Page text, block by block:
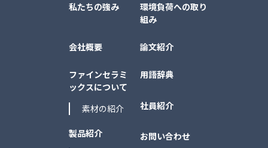
私たちの強み
環境負荷への取り
組み
会社概要 論文紹介
ファインセラミ
ックスについて
素材の紹介
用語辞典
製品紹介
社員紹介
お問い合わせ